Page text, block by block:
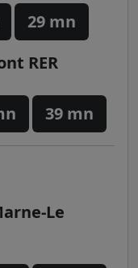
29 mn
RER
39 mn
Le